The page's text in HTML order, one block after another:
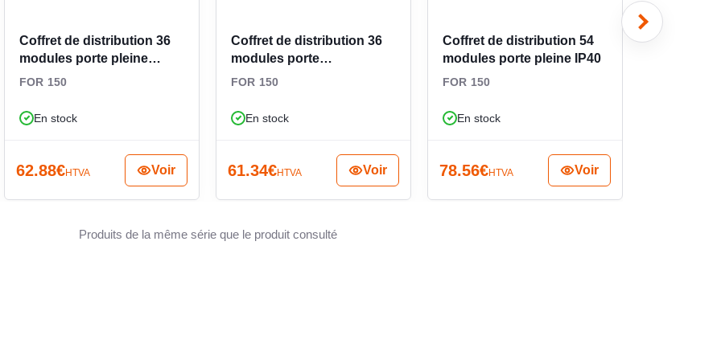
simple, accessible et efficace. La profondeur
appareils en façade, tandis que l’absence de
pose murale bien définie. Pour un projet de
AVEC PLAQUE DE MONTAGE
TYPE DE FERMETURE
RAIL DIN
Coffret de distribution 36
modules porte pleine
4TBR661794C0200
FOR 150
En stock
62.88€HTVA Voir
Coffret de distribution 36
modules porte
transparente
FOR 150
En stock
61.34€HTVA Voir
Coffret de distribution 54
modules porte pleine IP40
FOR 150
En stock
78.56€HTVA Voir
Coffret de
Produits de la même série que le produit consulté